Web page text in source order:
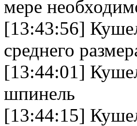
мере
[13:43:56]
среднего
[13:44:01]
шпинель
[13:44:15]